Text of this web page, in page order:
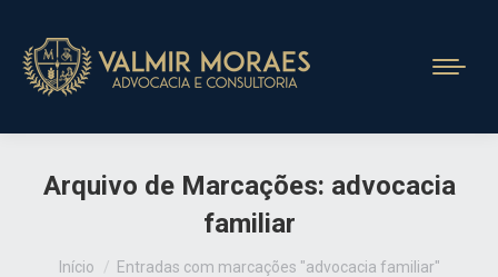
Arquivo de Marcações: advocacia
familiar
Você está aqui:
Início Entradas com marcações "advocacia familiar"